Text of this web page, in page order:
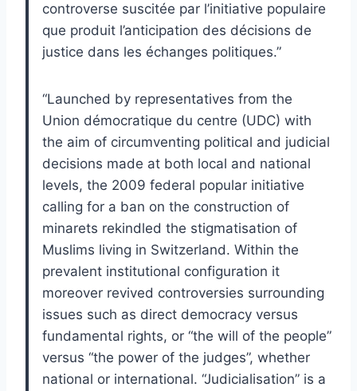
controverse suscitée par l’initiative populaire
que produit l’anticipation des décisions de
justice dans les échanges politiques.”
“Launched by representatives from the
Union démocratique du centre (UDC) with
the aim of circumventing political and judicial
decisions made at both local and national
levels, the 2009 federal popular initiative
calling for a ban on the construction of
minarets rekindled the stigmatisation of
Muslims living in Switzerland. Within the
prevalent institutional configuration it
moreover revived controversies surrounding
issues such as direct democracy versus
fundamental rights, or “the will of the people”
versus “the power of the judges”, whether
national or international. “Judicialisation” is a